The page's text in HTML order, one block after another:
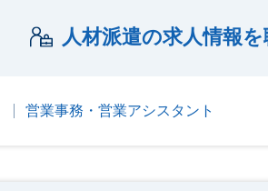
人材派遣の求人情報
営業事務・営業アシスタント